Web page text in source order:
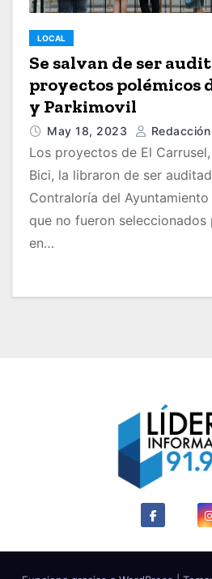
LOCAL
Se salvan de ser
proyectos polémicos
y Parkimovil
May 18, 2023 Redacción
Los proyectos de El
Bici, la libraron de ser
Contraloría del Ayuntamiento
que no fueron
en…